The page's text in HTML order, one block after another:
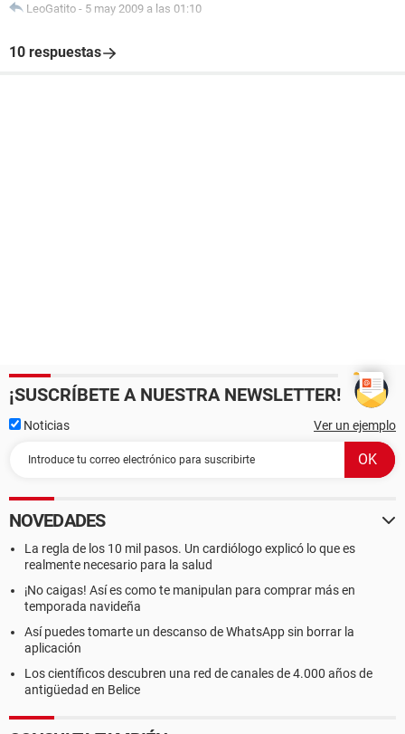
LeoGatito - 5 may 2009 a las 01:10
10 respuestas
¡SUSCRÍBETE A NUESTRA NEWSLETTER!
Noticias Ver un ejemplo
NOVEDADES
La regla de los 10 mil pasos. Un cardiólogo explicó lo que es
realmente necesario para la salud
¡No caigas! Así es como te manipulan para comprar más en
temporada navideña
Así puedes tomarte un descanso de WhatsApp sin borrar la
aplicación
Los científicos descubren una red de canales de 4.000 años de
antigüedad en Belice